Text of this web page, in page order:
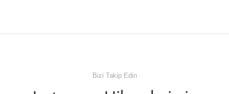
Bizi Takip Edin